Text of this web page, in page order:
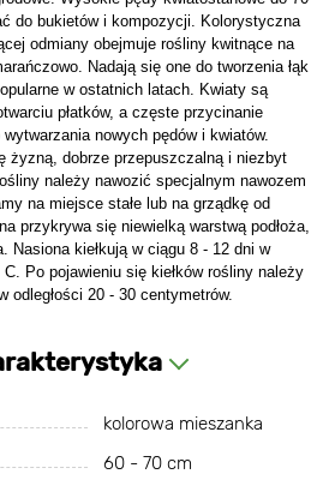
do bukietów i kompozycji. Kolorystyczna
odmiany obejmuje rośliny kwitnące na
Nadają się one do tworzenia łąk
w ostatnich latach. Kwiaty są
płatków, a częste przycinanie
nowych pędów i kwiatów.
żyzną, dobrze przepuszczalną i niezbyt
należy nawozić specjalnym nawozem
na miejsce stałe lub na grządkę od
przykrywa się niewielką warstwą podłoża,
Nasiona kiełkują w ciągu 8 - 12 dni w
Po pojawieniu się kiełków rośliny należy
odległości 20 - 30 centymetrów.
kolorowa mieszanka
60 - 70 cm